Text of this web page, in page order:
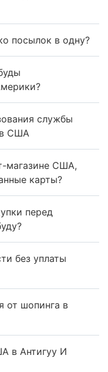
посылок в одну?
службы
в США
магазине США,
карты?
перед
без уплаты
от шопинга в
в Антигуу И